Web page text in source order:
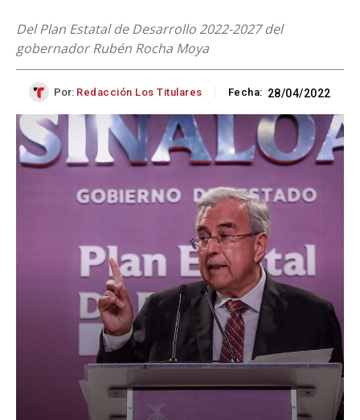
Del Plan Estatal de Desarrollo 2022-2027 del
gobernador Rubén Rocha Moya
Por: Redacción Los Titulares Fecha: 28/04/2022